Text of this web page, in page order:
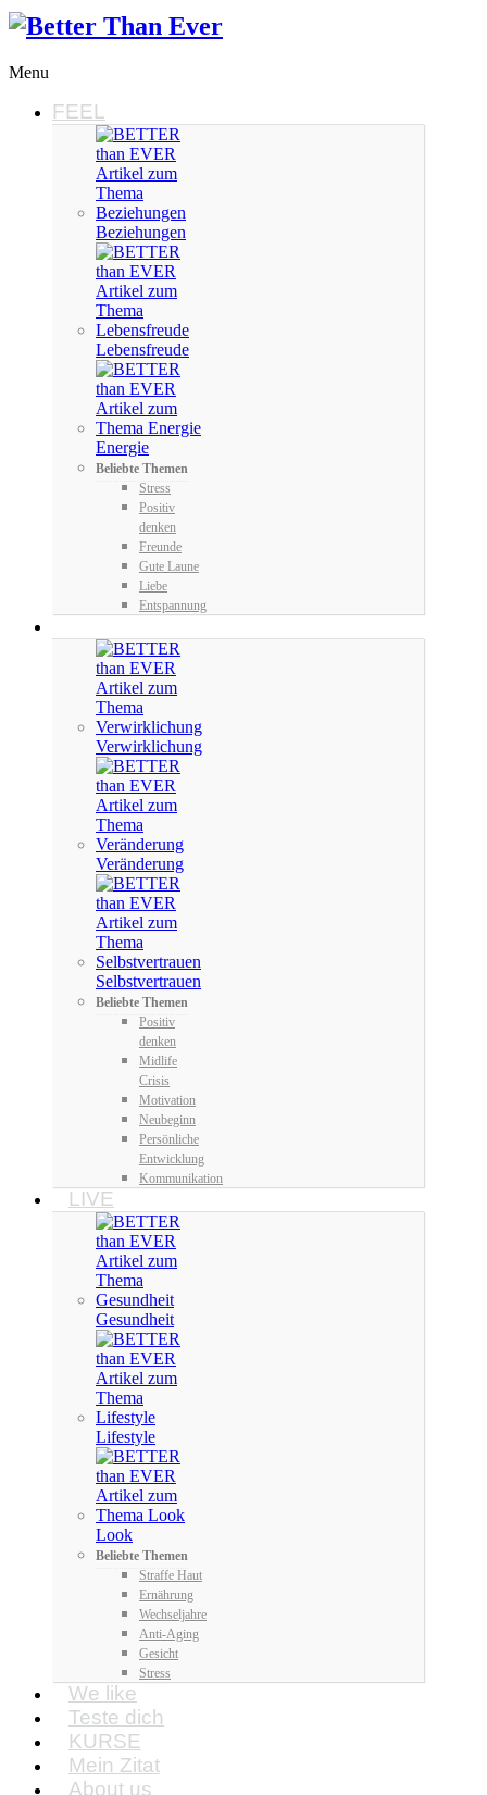
Menu
FEEL
Beziehungen
Lebensfreude
Energie
Beliebte Themen
Stress
Positiv
denken
Freunde
Gute Laune
Liebe
Entspannung
Verwirklichung
Veränderung
Selbstvertrauen
Beliebte Themen
Positiv
denken
Midlife
Crisis
Motivation
Neubeginn
Persönliche
Entwicklung
Kommunikation
LIVE
Gesundheit
Lifestyle
Look
Beliebte Themen
Straffe Haut
Ernährung
Wechseljahre
Anti-Aging
Gesicht
Stress
We like
Teste dich
KURSE
Mein Zitat
About us